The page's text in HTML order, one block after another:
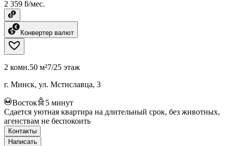
2 359 ƃ/мес.
Конвертер валют
2 комн.50 м²7/25 этаж
г. Минск, ул. Мстиславца, 3
Восток 5 минут
Сдается уютная квартира на длительный срок, без животных,
агенствам не беспокоить
Контакты
Написать